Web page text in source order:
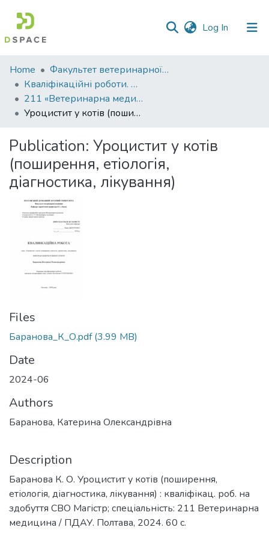
Log In (current)
Communities
&
Collections
All of DSpace
Statistics
Home
Факультет ветеринарної медицини
Кваліфікаційні роботи. Факультет ветеринарної медицини
211 «Ветеринарна медицина» - Магістри 2023-2024
Уроцистит у котів (поширення, етіологія, діагностика, лікування)
Publication: Уроцистит у котів
(поширення, етіологія,
діагностика, лікування)
Files
Баранова_К_О.pdf(3.99 MB)
Date
2024-06
Authors
Баранова, Катерина Олександрівна
Description
Баранова К. О. Уроцистит у котів (поширення,
етіологія, діагностика, лікування) : кваліфікац. роб. на
здобуття СВО Магістр; спеціальність: 211 Ветеринарна
медицина / ПДАУ. Полтава, 2024. 60 с.